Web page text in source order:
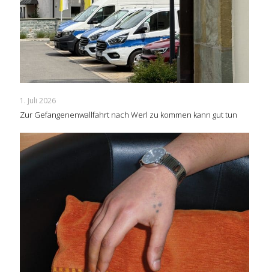
1. Juli 2026
Zur Gefangenenwallfahrt nach Werl zu kommen kann gut tun